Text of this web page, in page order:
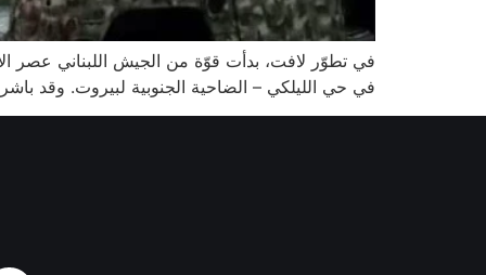
في تطوّر لافت، بدأت قوّة من الجيش اللبناني
في حي الليلكي – الضاحية الجنوبية لبيروت. وقد